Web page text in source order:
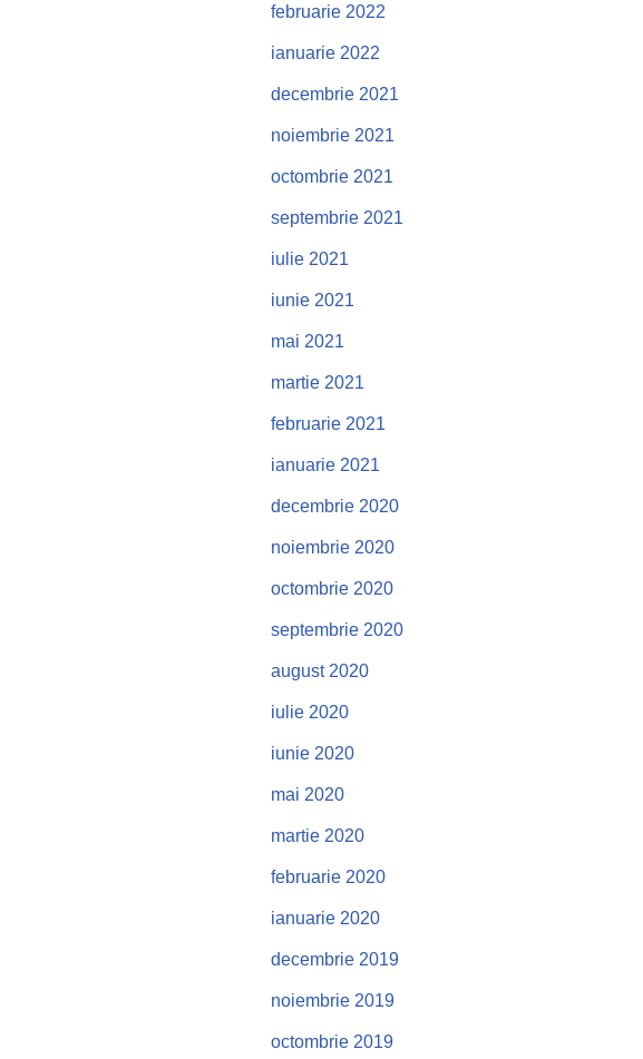
februarie 2022
ianuarie 2022
decembrie 2021
noiembrie 2021
octombrie 2021
septembrie 2021
iulie 2021
iunie 2021
mai 2021
martie 2021
februarie 2021
ianuarie 2021
decembrie 2020
noiembrie 2020
octombrie 2020
septembrie 2020
august 2020
iulie 2020
iunie 2020
mai 2020
martie 2020
februarie 2020
ianuarie 2020
decembrie 2019
noiembrie 2019
octombrie 2019